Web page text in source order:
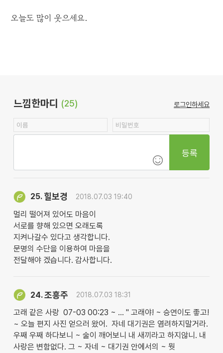
오늘도 많이 웃으세요.
느낌한마디 (25) 로그인하세요
등록
25. 힐보경 2018.07.03 19:40
멀리 떨어져 있어도 마음이
서로를 향해 있으면 오래도록
지켜나갈수 있다고 생각합니다.
문명의 수단을 이용하여 마음을
전달해야 겠습니다. 감사합니다.
24.조흥주 2018.07.03 18:31
고래 같은 사랑 07-03 00:23 ~ … " 고래야! ~ 승연이도 좋고!
~ 오늘 편지 사진 얻으러 왔어. 자네 대기권은 염려하지말거라.
우째 우째 하다보니 ~ 술이 깨어보니 내 새끼라고 하지않니. 내
사랑은 변함없다. 그 ~ 자네 ~ 대기권 안에서의 ~ 뭣